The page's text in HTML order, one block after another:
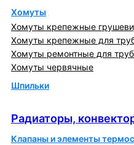
Хомуты
Хомуты крепежные
Хомуты крепежные для
Хомуты ремонтные для труб
Хомуты червячные
Шпильки
Радиаторы,
Клапаны и элементы